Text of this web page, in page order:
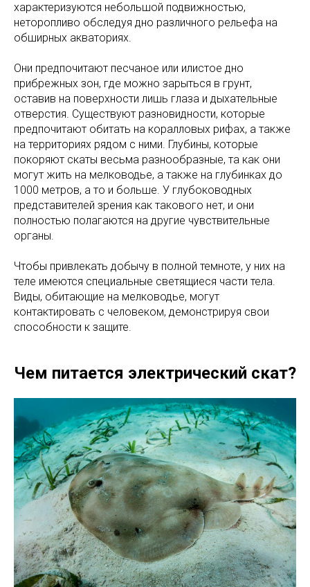
характеризуются небольшой подвижностью,
неторопливо обследуя дно различного рельефа на
обширных акваториях.
Они предпочитают песчаное или илистое дно
прибрежных зон, где можно зарыться в грунт,
оставив на поверхности лишь глаза и дыхательные
отверстия. Существуют разновидности, которые
предпочитают обитать на коралловых рифах, а также
на территориях рядом с ними. Глубины, которые
покоряют скаты весьма разнообразные, та как они
могут жить на мелководье, а также на глубинках до
1000 метров, а то и больше. У глубоководных
представителей зрения как такового нет, и они
полностью полагаются на другие чувствительные
органы.
Чтобы привлекать добычу в полной темноте, у них на
теле имеются специальные светящиеся части тела.
Виды, обитающие на мелководье, могут
контактировать с человеком, демонстрируя свои
способности к защите.
Чем питается электрический скат?